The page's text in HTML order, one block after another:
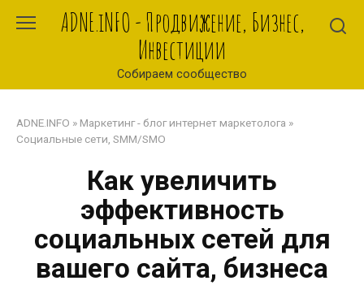
ADNE.iNFO - Продвижение, Бизнес,
Инвестиции
Собираем сообщество
ADNE.INFO » Маркетинг - блог интернет маркетолога »
Социальные сети, SMM/SMO
Как увеличить
эффективность
социальных сетей для
вашего сайта, бизнеса